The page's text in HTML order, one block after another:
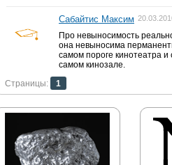
Сабайтис Максим
Про невыносимость
она невыносима
самом пороге кинотеатра и
самом кинозале.
Страницы:
1